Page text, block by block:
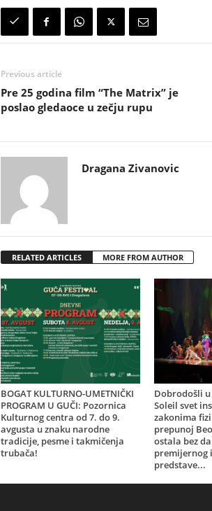
Previous article
Pre 25 godina film “The Matrix” je
poslao gledaoce u zečju rupu
Dragana Zivanovic
RELATED ARTICLES MORE FROM AUTHOR
BOGAT KULTURNO-UMETNIČKI
PROGRAM U GUČI: Pozornica
Kulturnog centra od 7. do 9.
avgusta u znaku narodne
tradicije, pesme i takmičenja
trubača!
Dobrodošli
Soleil svet
zakonima
prepunoj
ostala bez
premijernog
predstave...